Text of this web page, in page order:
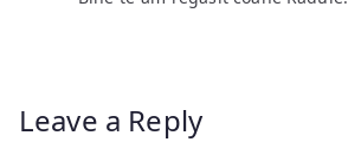
Leave a Reply